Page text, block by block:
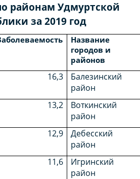
районам Удмуртской
за 2019 год
Название
городов и
районов
16,3
Балезинский
район
13,2
Воткинский
район
12,9
Дебесский
район
11,6
Игринский
район